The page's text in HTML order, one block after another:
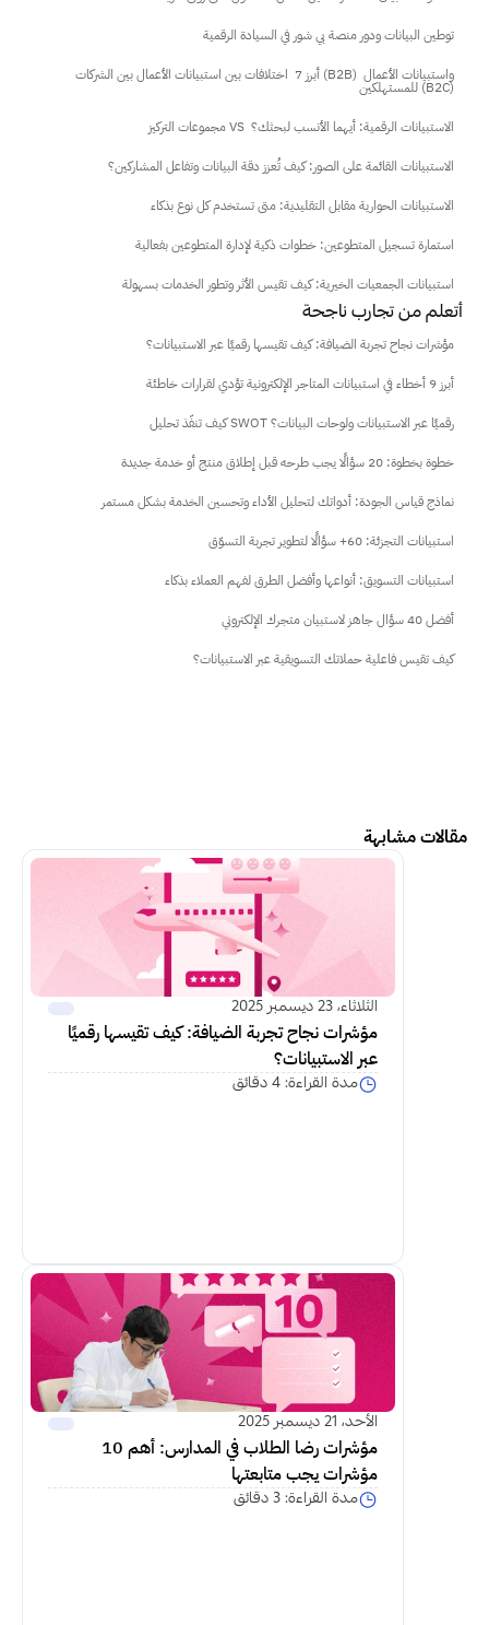
توطين البيانات ودور منصة بي شور في السيادة الرقمية
أبرز 7  اختلافات بين استبيانات الأعمال بين الشركات (B2B) واستبيانات الأعمال
للمستهلكين (B2C)
مجموعات التركيز VS  الاستبيانات الرقمية: أيهما الأنسب لبحثك؟
الاستبيانات القائمة على الصور: كيف تُعزز دقة البيانات وتفاعل المشاركين؟
الاستبيانات الحوارية مقابل التقليدية: متى تستخدم كل نوع بذكاء
استمارة تسجيل المتطوعين: خطوات ذكية لإدارة المتطوعين بفعالية
استبيانات الجمعيات الخيرية: كيف تقيس الأثر وتطور الخدمات بسهولة
مؤشرات نجاح تجربة الضيافة: كيف تقيسها رقميًا عبر الاستبيانات؟
أبرز 9 أخطاء في استبيانات المتاجر الإلكترونية تؤدي لقرارات خاطئة
كيف تنفّذ تحليل SWOT رقميًا عبر الاستبيانات ولوحات البيانات؟
خطوة بخطوة: 20 سؤالًا يجب طرحه قبل إطلاق منتج أو خدمة جديدة
نماذج قياس الجودة: أدواتك لتحليل الأداء وتحسين الخدمة بشكل مستمر
استبيانات التجزئة: 60+ سؤالًا لتطوير تجربة التسوّق
استبيانات التسويق: أنواعها وأفضل الطرق لفهم العملاء بذكاء
أفضل 40 سؤال جاهز لاستبيان متجرك الإلكتروني
كيف تقيس فاعلية حملاتك التسويقية عبر الاستبيانات؟
مقالات مشابهة
اكمل القراءة
الثلاثاء، 23 ديسمبر 2025
عبر الاستبيانات؟
مدة القراءة: 4 دقائق
اكمل القراءة
الأحد، 21 ديسمبر 2025
مؤشرات يجب متابعتها
مدة القراءة: 3 دقائق